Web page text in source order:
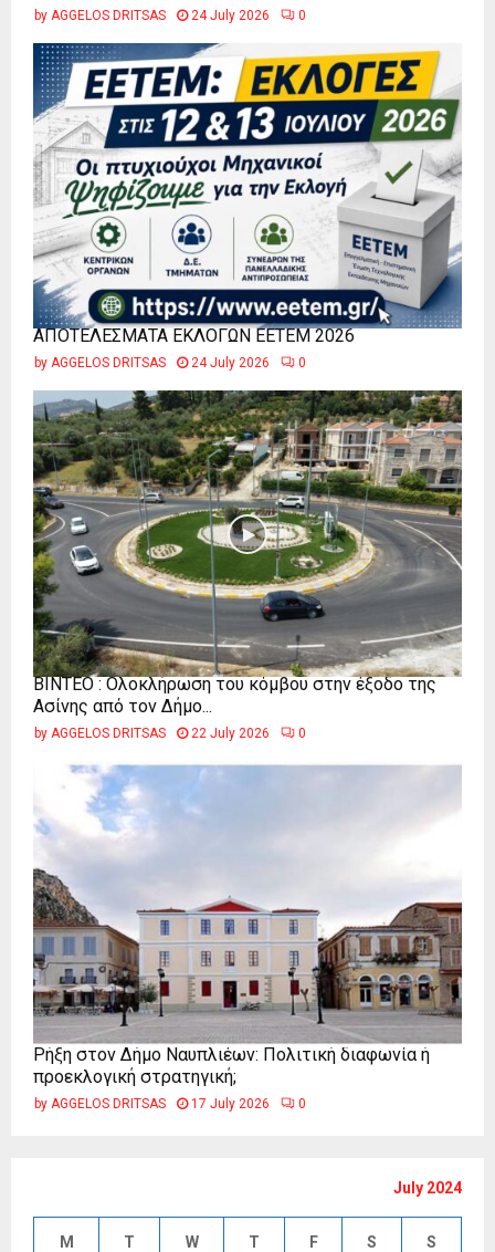
by AGGELOS DRITSAS 24 July 2026 0
ΑΠΟΤΕΛΕΣΜΑΤΑ ΕΚΛΟΓΩΝ ΕΕΤΕΜ 2026
by AGGELOS DRITSAS 24 July 2026 0
ΒΙΝΤΕΟ : Ολοκλήρωση του κόμβου στην έξοδο της
Ασίνης από τον Δήμο...
by AGGELOS DRITSAS 22 July 2026 0
Ρήξη στον Δήμο Ναυπλιέων: Πολιτική διαφωνία ή
προεκλογική στρατηγική;
by AGGELOS DRITSAS 17 July 2026 0
July 2024
M T W T F S S